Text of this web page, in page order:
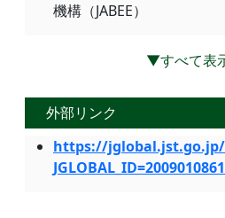
機構（JABEE）
▼すべて表
外部リンク
https://